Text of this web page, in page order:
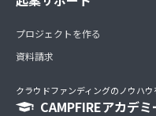
プロジェクトを作る
資料請求
クラウドファンディングのノウハ
CAMPFIREアカデミ